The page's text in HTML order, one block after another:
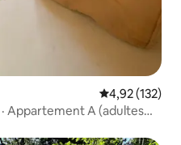
Évaluation
4,92 (132)
Appartement A (adultes